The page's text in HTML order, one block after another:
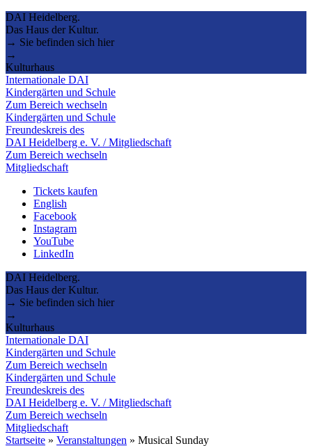
DAI Heidelberg.
Das Haus der Kultur.
→ Sie befinden sich hier
→
Kulturhaus
Internationale DAI
Kindergärten und Schule
Zum Bereich wechseln
Kindergärten und Schule
Freundeskreis des
DAI Heidelberg e. V. / Mitgliedschaft
Zum Bereich wechseln
Mitgliedschaft
Tickets kaufen
English
Facebook
Instagram
YouTube
LinkedIn
DAI Heidelberg.
Das Haus der Kultur.
→ Sie befinden sich hier
→
Kulturhaus
Internationale DAI
Kindergärten und Schule
Zum Bereich wechseln
Kindergärten und Schule
Freundeskreis des
DAI Heidelberg e. V. / Mitgliedschaft
Zum Bereich wechseln
Mitgliedschaft
Startseite » Veranstaltungen » Musical Sunday